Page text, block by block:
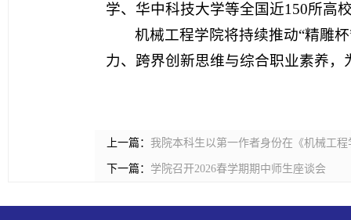
学、华中科技大学等全国近150所高
机械工程学院将持续推动“精雕
力、跨界创新思维与综合职业素养
上一篇： 我院本科生以第一作者身份在《机械工
下一篇： 学院召开2026春学期期中师生座谈会